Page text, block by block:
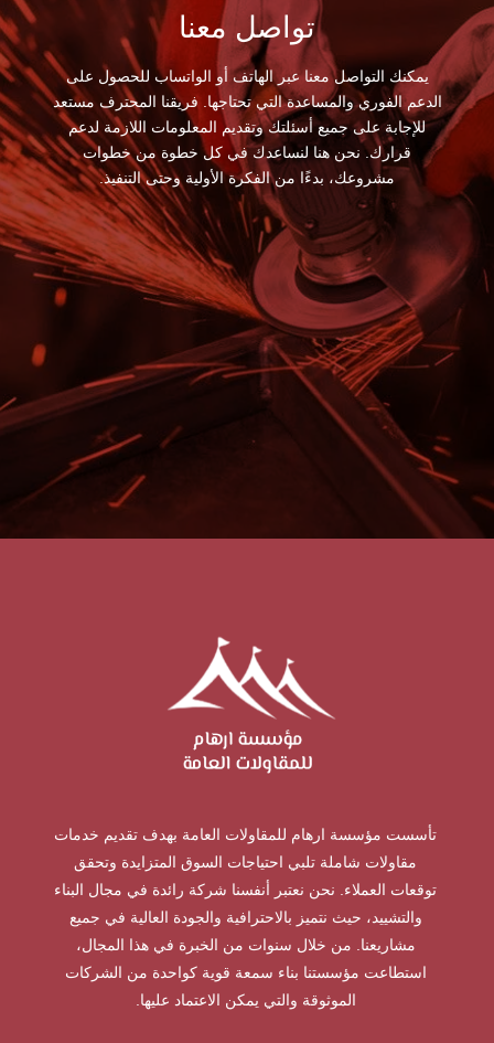
تواصل معنا
يمكنك التواصل معنا عبر الهاتف أو الواتساب للحصول على
الدعم الفوري والمساعدة التي تحتاجها. فريقنا المحترف مستعد
للإجابة على جميع أسئلتك وتقديم المعلومات اللازمة لدعم
قرارك. نحن هنا لنساعدك في كل خطوة من خطوات
مشروعك، بدءًا من الفكرة الأولية وحتى التنفيذ.
تأسست مؤسسة ارهام للمقاولات العامة بهدف تقديم خدمات
مقاولات شاملة تلبي احتياجات السوق المتزايدة وتحقق
توقعات العملاء. نحن نعتبر أنفسنا شركة رائدة في مجال البناء
والتشييد، حيث نتميز بالاحترافية والجودة العالية في جميع
مشاريعنا. من خلال سنوات من الخبرة في هذا المجال،
استطاعت مؤسستنا بناء سمعة قوية كواحدة من الشركات
الموثوقة والتي يمكن الاعتماد عليها.